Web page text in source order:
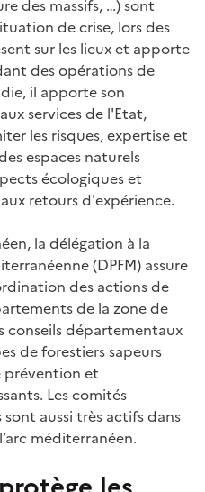
des massifs, …) sont
de crise, lors des
sur les lieux et apporte
des opérations de
il apporte son
services de l'Etat,
les risques, expertise et
espaces naturels
écologiques et
retours d'expérience.
la délégation à la
(DPFM) assure
des actions de
de la zone de
conseils départementaux
de forestiers sapeurs
prévention et
Les comités
aussi très actifs dans
méditerranéen.